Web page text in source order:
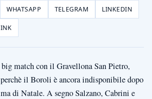
WHATSAPP TELEGRAM LINKEDIN
match con il Gravellona San Pietro,
il Boroli è ancora indisponibile dopo
di Natale. A segno Salzano, Cabrini e